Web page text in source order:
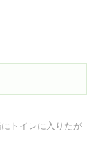
トイレに入りたが